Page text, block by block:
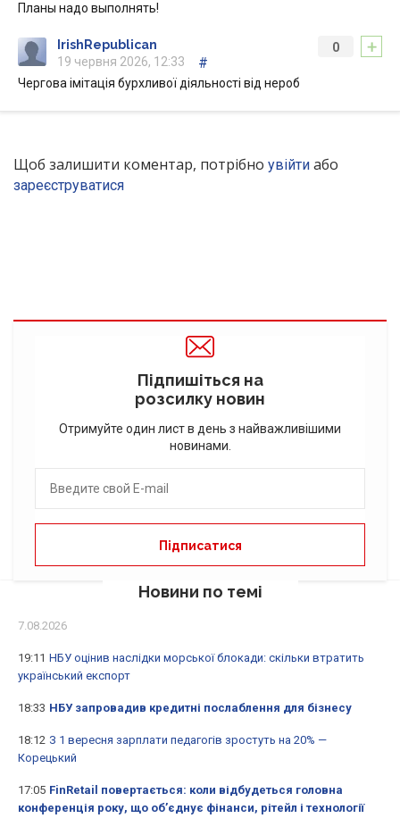
Планы надо выполнять!
+
0
IrishRepublican
19 червня 2026, 12:33
#
Чергова імітація бурхливої діяльності від нероб
Щоб залишити коментар, потрібно увійти або
зареєструватися
Підпишіться на
розсилку новин
Отримуйте один лист в день з найважливішими
новинами.
Новини по темі
7.08.2026
19:11 НБУ оцінив наслідки морської блокади: скільки втратить
український експорт
18:33 НБУ запровадив кредитні послаблення для бізнесу
18:12 З 1 вересня зарплати педагогів зростуть на 20% —
Корецький
17:05 FinRetail повертається: коли відбудеться головна
конференція року, що об’єднує фінанси, рітейл і технології